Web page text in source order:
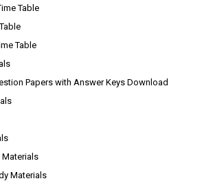
Table
Table
Papers with Answer Keys Download
Materials
Materials